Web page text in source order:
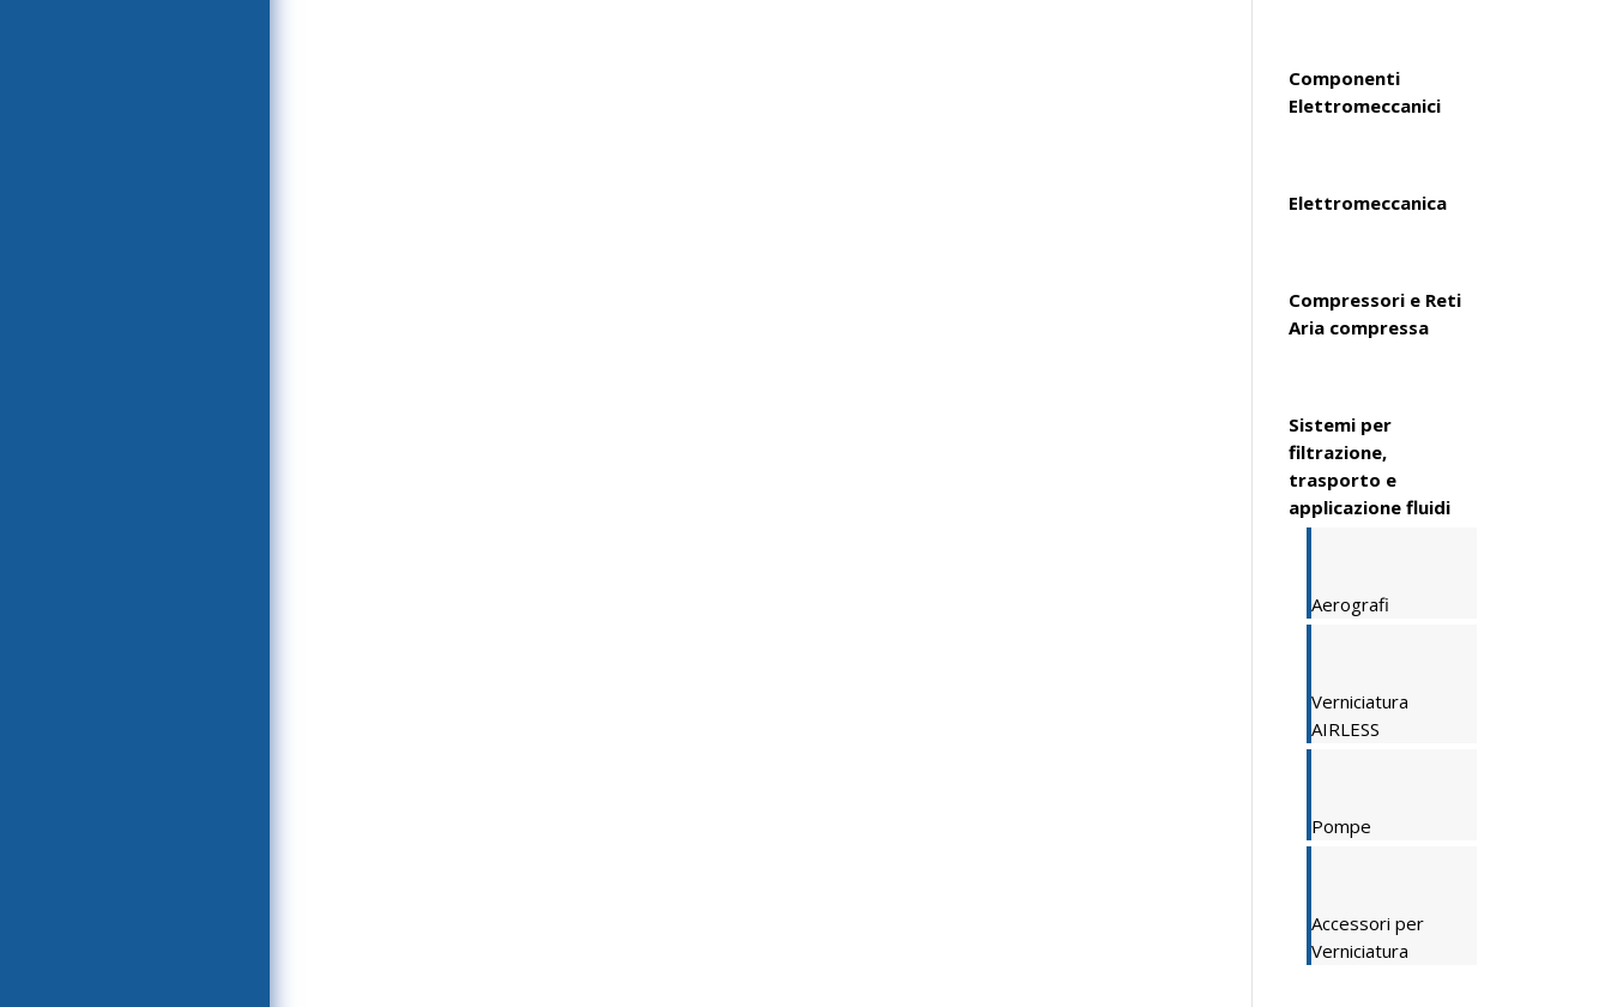
Componenti
Elettromeccanici
Elettromeccanica
Compressori e Reti
Aria compressa
Sistemi per
filtrazione,
trasporto e
applicazione fluidi
Aerografi
Verniciatura
AIRLESS
Pompe
Accessori per
Verniciatura